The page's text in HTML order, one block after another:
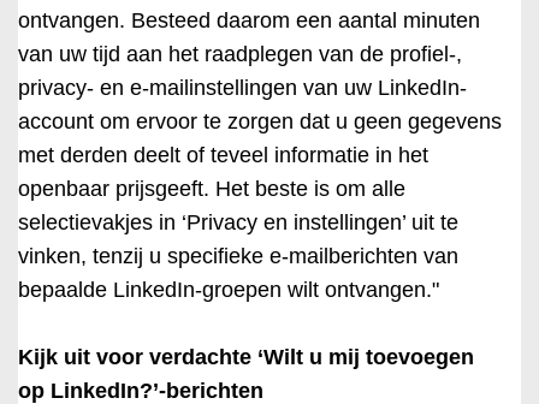
ontvangen. Besteed daarom een aantal minuten
van uw tijd aan het raadplegen van de profiel-,
privacy- en e-mailinstellingen van uw LinkedIn-
account om ervoor te zorgen dat u geen gegevens
met derden deelt of teveel informatie in het
openbaar prijsgeeft. Het beste is om alle
selectievakjes in ‘Privacy en instellingen’ uit te
vinken, tenzij u specifieke e-mailberichten van
bepaalde LinkedIn-groepen wilt ontvangen."
Kijk uit voor verdachte ‘Wilt u mij toevoegen
op LinkedIn?’-berichten